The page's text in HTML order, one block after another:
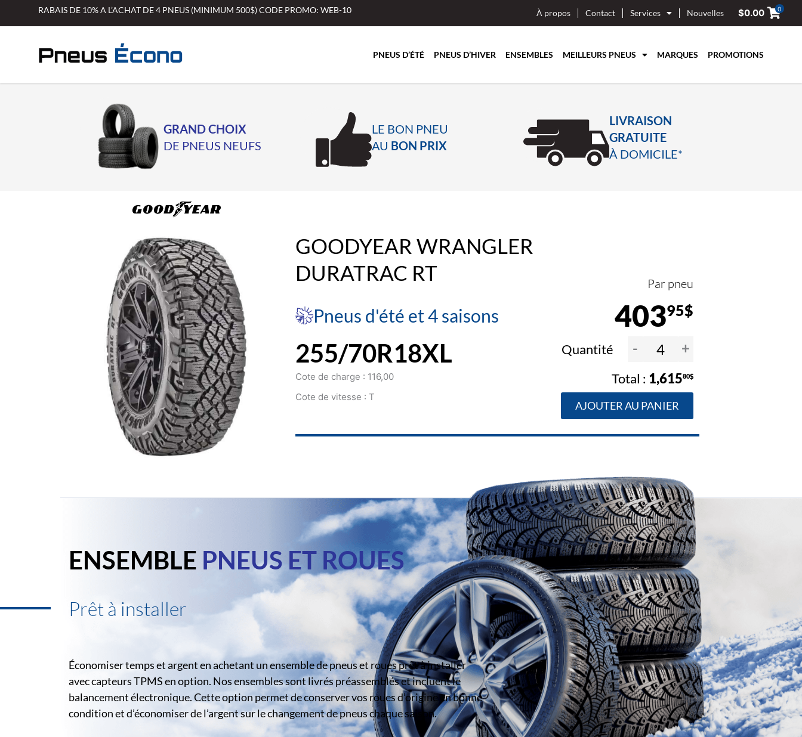
RABAIS DE 10% A L’ACHAT DE 4 PNEUS (MINIMUM 500$) CODE PROMO: WEB-10 À propos Contact Services Nouvelles $0.00 0
PNEUS D’ÉTÉ PNEUS D’HIVER ENSEMBLES MEILLEURS PNEUS MARQUES PROMOTIONS
GRAND CHOIX
DE PNEUS NEUFS
LE BON PNEU
AU BON PRIX
LIVRAISON
GRATUITE
À DOMICILE*
GOODYEAR WRANGLER
DURATRAC RT
Pneus d'été et 4 saisons
Par pneu
40395$
255/70R18XL
Cote de charge : 116,00
Cote de vitesse : T
Quantité - +
1,61580$
AJOUTER AU PANIER
ENSEMBLE PNEUS ET ROUES
Prêt à installer
Économiser temps et argent en achetant un ensemble de pneus et roues prêt à installer
avec capteurs TPMS en option. Nos ensembles sont livrés préassemblés et incluent le
balancement électronique. Cette option permet de conserver vos roues d’origine en bonne
condition et d’économiser de l’argent sur le changement de pneus chaque saison.